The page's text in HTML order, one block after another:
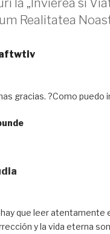
la „Invierea si
Realitatea
gracias. ?Como puedo
que leer atentamente
y la vida eterna